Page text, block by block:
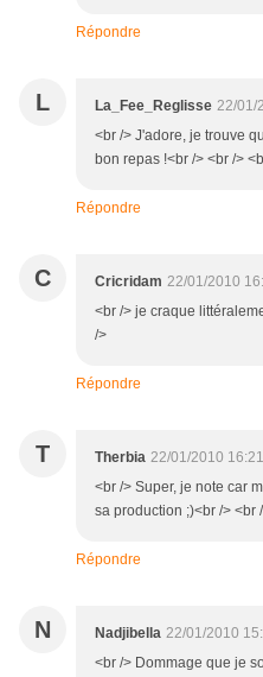
Répondre
L La_Fee_Reglisse 22/01/
<br /> J'adore, je trouve
bon repas !<br /> <br />
Répondre
C Cricridam 22/01/2010
<br /> je craque
/>
Répondre
T Therbia 22/01/2010 16:21
<br /> Super, je note car
sa production ;)<br /> <br
Répondre
N Nadjibella 22/01/2010
<br /> Dommage que je